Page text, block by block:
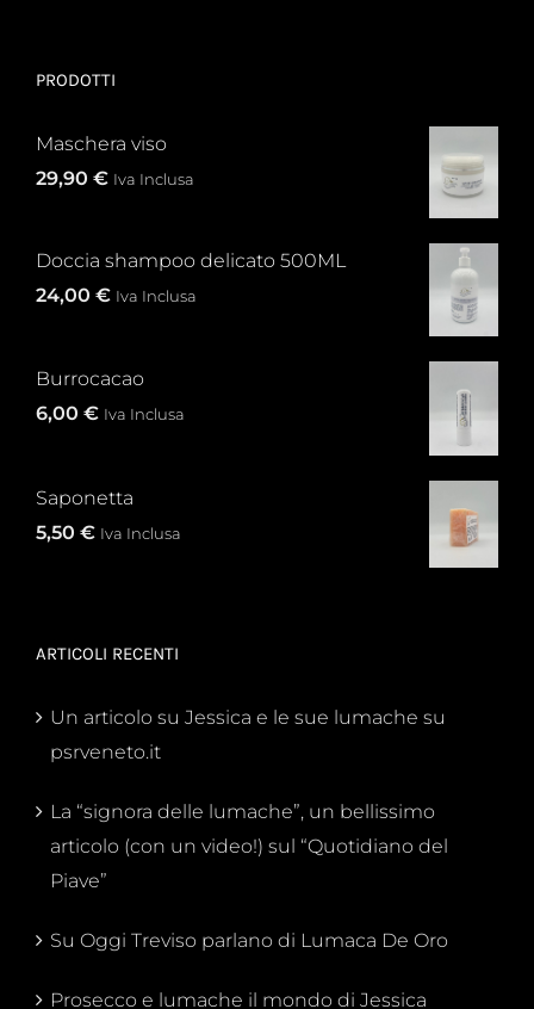
PRODOTTI
Maschera viso
29,90 € Iva Inclusa
Doccia shampoo delicato 500ML
24,00 € Iva Inclusa
Burrocacao
6,00 € Iva Inclusa
Saponetta
5,50 € Iva Inclusa
ARTICOLI RECENTI
Un articolo su Jessica e le sue lumache su
psrveneto.it
La “signora delle lumache”, un bellissimo
articolo (con un video!) sul “Quotidiano del
Piave”
Su Oggi Treviso parlano di Lumaca De Oro
Prosecco e lumache il mondo di Jessica